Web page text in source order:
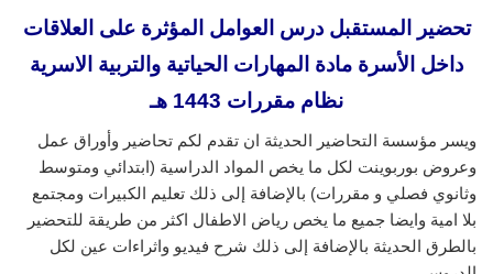
تحضير المستقبل درس العوامل المؤثرة على العلاقات
داخل الأسرة مادة المهارات الحياتية والتربية الاسرية
نظام مقررات 1443 هـ
ويسر مؤسسة التحاضير الحديثة ان تقدم لكم تحاضير وأوراق عمل
وعروض بوربوينت لكل ما يخص المواد الدراسية (ابتدائي ومتوسط
وثانوي فصلي و مقررات) بالإضافة إلى ذلك تعليم الكبيرات ومجتمع
بلا امية وايضا جميع ما يخص رياض الاطفال اكثر من طريقة للتحضير
بالطرق الحديثة بالإضافة إلى ذلك شرح فيديو واثراءات عين لكل